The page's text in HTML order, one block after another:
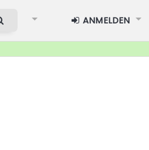
ANMELDEN